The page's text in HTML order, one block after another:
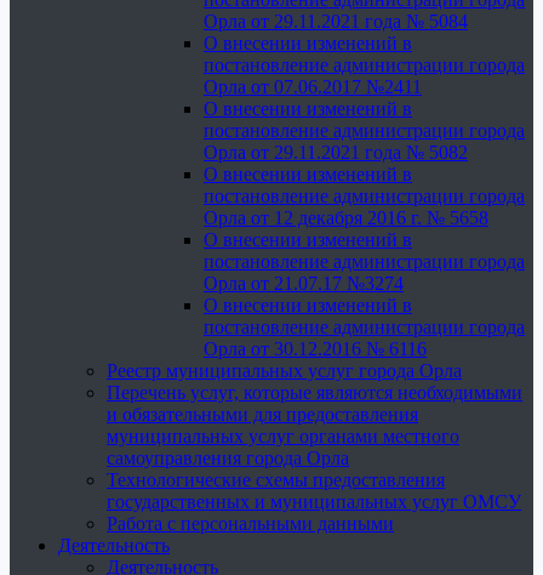
Орла от 29.11.2021 года № 5084
О внесении изменений в
постановление администрации города
Орла от 07.06.2017 №2411
О внесении изменений в
постановление администрации города
Орла от 29.11.2021 года № 5082
О внесении изменений в
постановление администрации города
Орла от 12 декабря 2016 г. № 5658
О внесении изменений в
постановление администрации города
Орла от 21.07.17 №3274
О внесении изменений в
постановление администрации города
Орла от 30.12.2016 № 6116
Реестр муниципальных услуг города Орла
Перечень услуг, которые являются необходимыми
и обязательными для предоставления
муниципальных услуг органами местного
самоуправления города Орла
Технологические схемы предоставления
государственных и муниципальных услуг ОМСУ
Работа с персональными данными
Деятельность
Деятельность